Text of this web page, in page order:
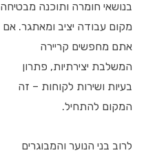
בנושאי חומרה ותוכנה מבטיחה
מקום עבודה יציב ומאתגר. אם
אתם מחפשים קריירה
המשלבת יצירתיות, פתרון
בעיות ושירות לקוחות – זה
המקום להתחיל.
לרוב בני הנוער והמבוגרים